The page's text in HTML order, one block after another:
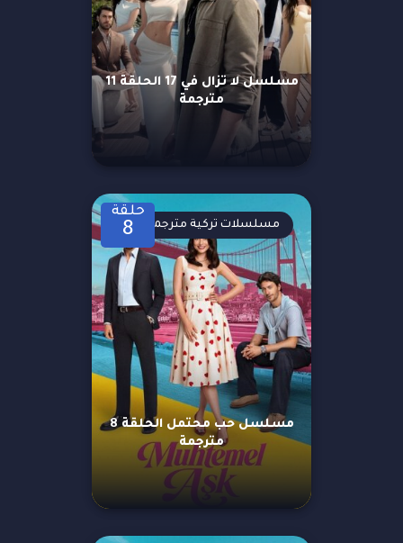
مسلسل لا تزال في 17 الحلقة 11
مترجمة
حلقة
8
مسلسل حب محتمل الحلقة 8
مترجمة
مسلسلات تركية مترجمة